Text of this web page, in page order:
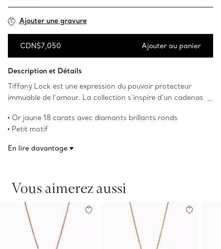
Ajouter une gravure
CDN$7,050 Ajouter au panier
Description et Détails
Tiffany Lock est une expression du pouvoir protecteur
immuable de l’amour. La collection s’inspire d’un cadenas
universel de ce qui compte le plus, la collection Lock
incarne le désir de protéger ce qui est chéri. Pour un effet
18 carats avec diamants à d’autres designs de la
Or jaune 18 carats avec diamants brillants ronds
Petit motif
18 po)
En lire davantage
Vous aimerez aussi